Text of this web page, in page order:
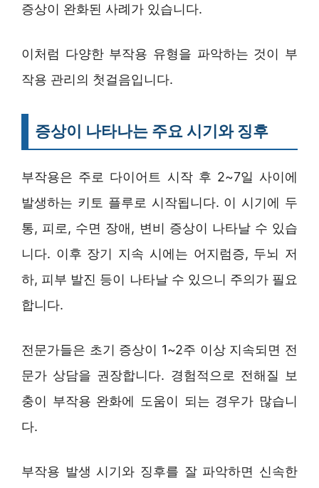
증상이 완화된 사례가 있습니다.
이처럼 다양한 부작용 유형을 파악하는 것이 부
작용 관리의 첫걸음입니다.
증상이 나타나는 주요 시기와 징후
부작용은 주로 다이어트 시작 후 2~7일 사이에
발생하는 키토 플루로 시작됩니다. 이 시기에 두
통, 피로, 수면 장애, 변비 증상이 나타날 수 있습
니다. 이후 장기 지속 시에는 어지럼증, 두뇌 저
하, 피부 발진 등이 나타날 수 있으니 주의가 필요
합니다.
전문가들은 초기 증상이 1~2주 이상 지속되면 전
문가 상담을 권장합니다. 경험적으로 전해질 보
충이 부작용 완화에 도움이 되는 경우가 많습니
다.
부작용 발생 시기와 징후를 잘 파악하면 신속한